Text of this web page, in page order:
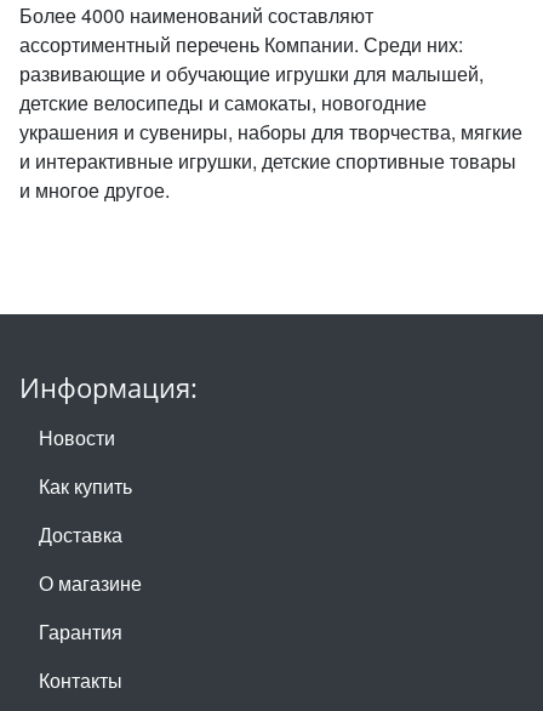
Более 4000 наименований составляют
ассортиментный перечень Компании. Среди них:
развивающие и обучающие игрушки для малышей,
детские велосипеды и самокаты, новогодние
украшения и сувениры, наборы для творчества, мягкие
и интерактивные игрушки, детские спортивные товары
и многое другое.
Информация:
Новости
Как купить
Доставка
О магазине
Гарантия
Контакты